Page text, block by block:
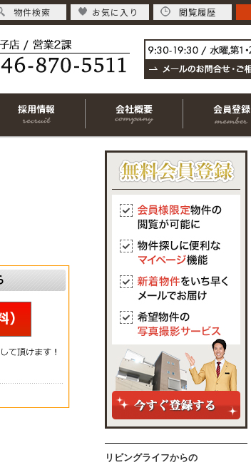
採用情報 会社概要 会員登録
リビングライフからの
物件検索 お気に入り 閲覧履歴